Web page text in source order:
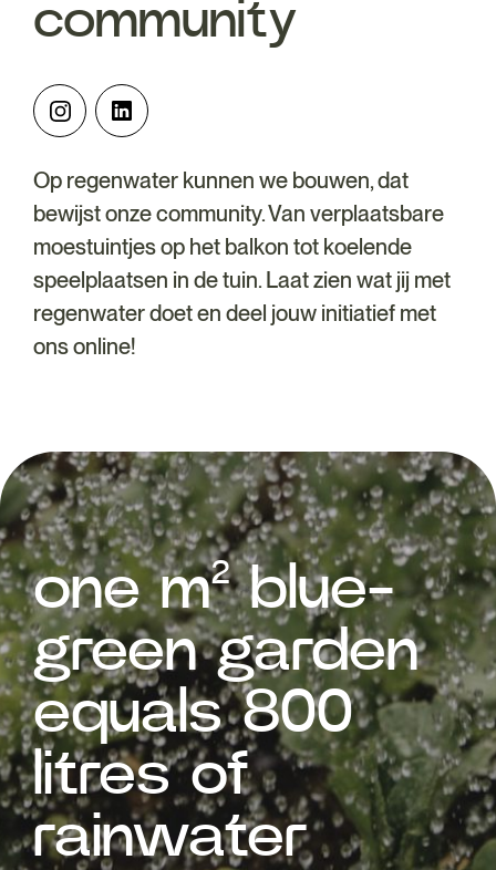
community
Op regenwater kunnen we bouwen, dat
bewijst onze community. Van verplaatsbare
moestuintjes op het balkon tot koelende
speelplaatsen in de tuin. Laat zien wat jij met
regenwater doet en deel jouw initiatief met
ons online!
one m² blue-
green garden
equals 800
litres of
rainwater